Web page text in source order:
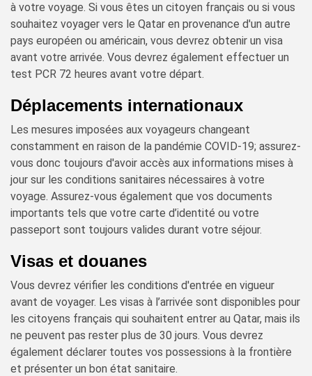
à votre voyage. Si vous êtes un citoyen français ou si vous
souhaitez voyager vers le Qatar en provenance d'un autre
pays européen ou américain, vous devrez obtenir un visa
avant votre arrivée. Vous devrez également effectuer un
test PCR 72 heures avant votre départ.
Déplacements internationaux
Les mesures imposées aux voyageurs changeant
constamment en raison de la pandémie COVID-19; assurez-
vous donc toujours d'avoir accès aux informations mises à
jour sur les conditions sanitaires nécessaires à votre
voyage. Assurez-vous également que vos documents
importants tels que votre carte d’identité ou votre
passeport sont toujours valides durant votre séjour.
Visas et douanes
Vous devrez vérifier les conditions d'entrée en vigueur
avant de voyager. Les visas à l’arrivée sont disponibles pour
les citoyens français qui souhaitent entrer au Qatar, mais ils
ne peuvent pas rester plus de 30 jours. Vous devrez
également déclarer toutes vos possessions à la frontière
et présenter un bon état sanitaire.